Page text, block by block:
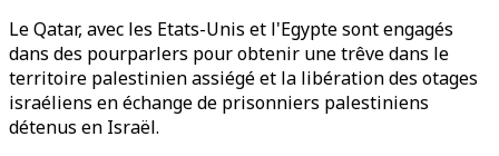
Le Qatar, avec les Etats-Unis et l'Egypte sont engagés
dans des pourparlers pour obtenir une trêve dans le
territoire palestinien assiégé et la libération des otages
israéliens en échange de prisonniers palestiniens
détenus en Israël.